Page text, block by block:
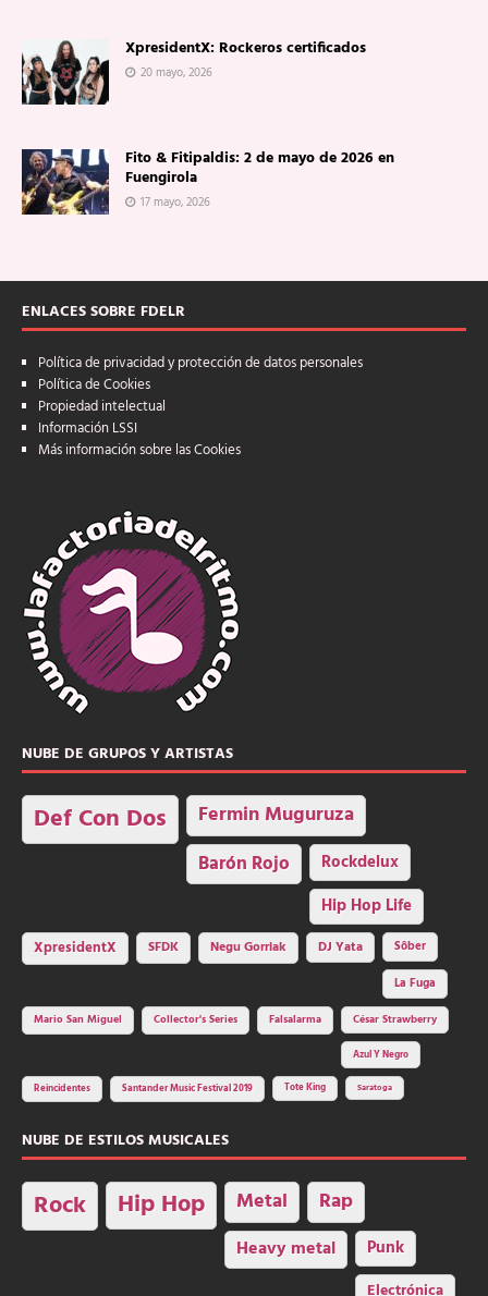
XpresidentX: Rockeros certificados
20 mayo, 2026
Fito & Fitipaldis: 2 de mayo de 2026 en
Fuengirola
17 mayo, 2026
ENLACES SOBRE FDELR
Política de privacidad y protección de datos personales
Política de Cookies
Propiedad intelectual
Información LSSI
Más información sobre las Cookies
NUBE DE GRUPOS Y ARTISTAS
Def Con Dos Fermin Muguruza
Barón Rojo Rockdelux
Hip Hop Life
XpresidentX SFDK Negu Gorriak DJ Yata
Sôber
La Fuga
Mario San Miguel
Collector's Series Falsalarma César Strawberry
Azul Y Negro
Reincidentes Santander Music Festival 2019 Tote King Saratoga
NUBE DE ESTILOS MUSICALES
Rock Hip Hop Metal Rap
Heavy metal Punk
Electrónica